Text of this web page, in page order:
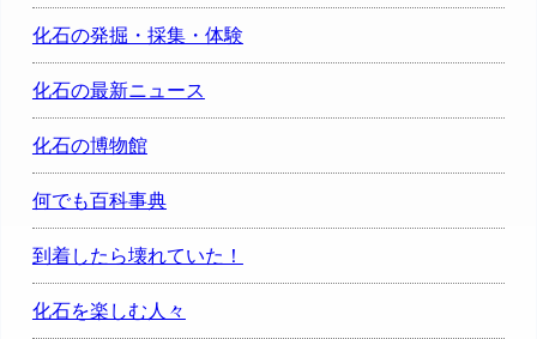
化石の発掘・採集・体験
化石の最新ニュース
化石の博物館
何でも百科事典
到着したら壊れていた！
化石を楽しむ人々